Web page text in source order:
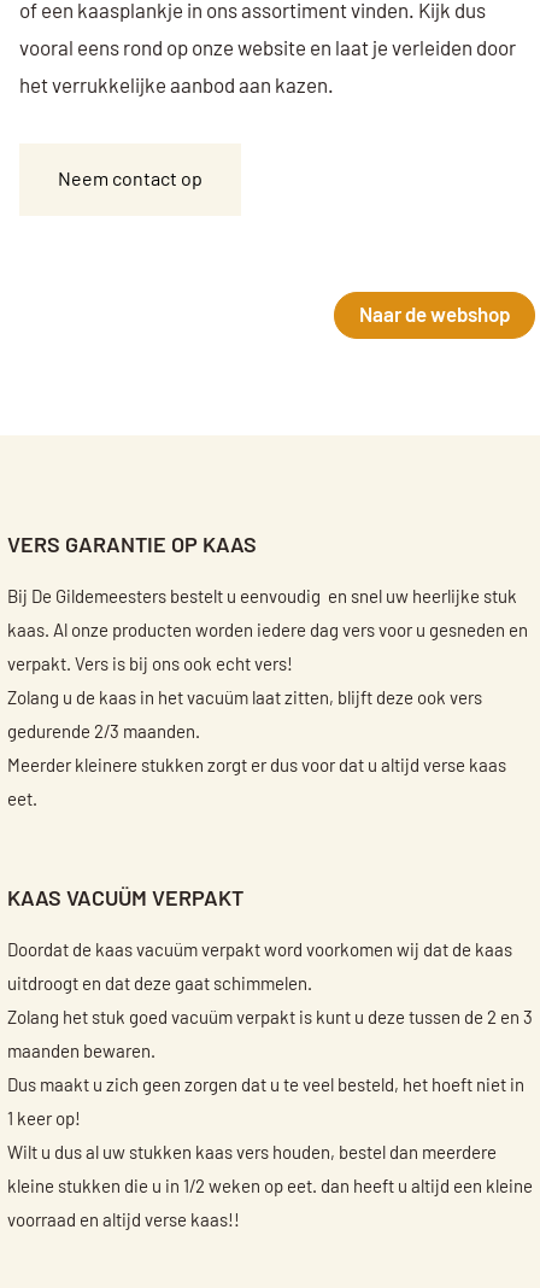
of een kaasplankje in ons assortiment vinden. Kijk dus
vooral eens rond op onze website en laat je verleiden door
het verrukkelijke aanbod aan kazen.
Neem contact op
Naar de webshop
VERS GARANTIE OP KAAS
Bij De Gildemeesters bestelt u eenvoudig en snel uw heerlijke stuk
kaas. Al onze producten worden iedere dag vers voor u gesneden en
verpakt. Vers is bij ons ook echt vers!
Zolang u de kaas in het vacuüm laat zitten, blijft deze ook vers
gedurende 2/3 maanden.
Meerder kleinere stukken zorgt er dus voor dat u altijd verse kaas
eet.
KAAS VACUÜM VERPAKT
Doordat de kaas vacuüm verpakt word voorkomen wij dat de kaas
uitdroogt en dat deze gaat schimmelen.
Zolang het stuk goed vacuüm verpakt is kunt u deze tussen de 2 en 3
maanden bewaren.
Dus maakt u zich geen zorgen dat u te veel besteld, het hoeft niet in
1 keer op!
Wilt u dus al uw stukken kaas vers houden, bestel dan meerdere
kleine stukken die u in 1/2 weken op eet. dan heeft u altijd een kleine
voorraad en altijd verse kaas!!